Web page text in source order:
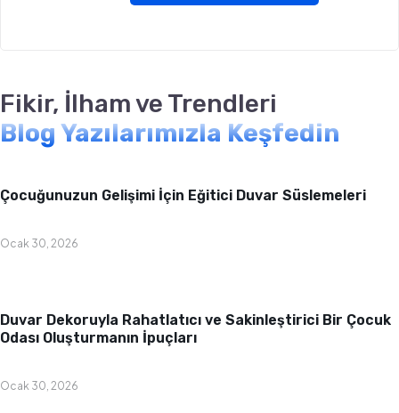
Fikir, İlham ve Trendleri
Blog Yazılarımızla Keşfedin
Çocuğunuzun Gelişimi İçin Eğitici Duvar Süslemeleri
Ocak 30, 2026
Duvar Dekoruyla Rahatlatıcı ve Sakinleştirici Bir Çocuk
Odası Oluşturmanın İpuçları
Ocak 30, 2026